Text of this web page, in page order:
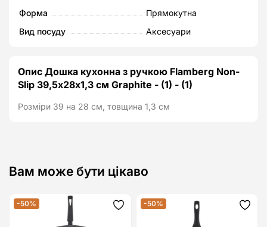
Форма
Прямокутна
Вид посуду
Аксесуари
Опис Дошка кухонна з ручкою Flamberg Non-
Slip 39,5х28х1,3 см Graphite - (1) - (1)
Розміри 39 на 28 см, товщина 1,3 см
Вам може бути цікаво
-50% Додати-50%